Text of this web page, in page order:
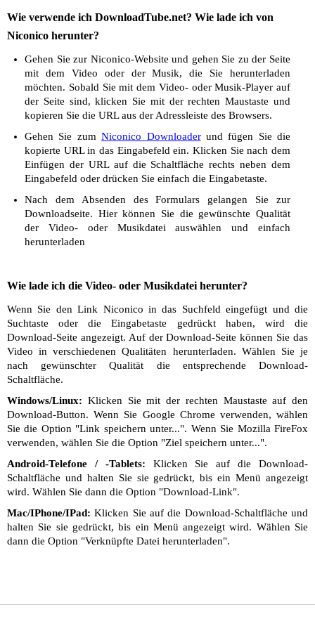
Wie verwende ich DownloadTube.net? Wie lade ich von
Niconico herunter?
Gehen Sie zur Niconico-Website und gehen Sie zu der Seite
mit dem Video oder der Musik, die Sie herunterladen
möchten. Sobald Sie mit dem Video- oder Musik-Player auf
der Seite sind, klicken Sie mit der rechten Maustaste und
kopieren Sie die URL aus der Adressleiste des Browsers.
Gehen Sie zumNiconico Downloaderund fügen Sie die
kopierte URL in das Eingabefeld ein. Klicken Sie nach dem
Einfügen der URL auf die Schaltfläche rechts neben dem
Eingabefeld oder drücken Sie einfach die Eingabetaste.
Nach dem Absenden des Formulars gelangen Sie zur
Downloadseite. Hier können Sie die gewünschte Qualität
der Video- oder Musikdatei auswählen und einfach
herunterladen
Wie lade ich die Video- oder Musikdatei herunter?
Wenn Sie den Link Niconico in das Suchfeld eingefügt und die
Suchtaste oder die Eingabetaste gedrückt haben, wird die
Download-Seite angezeigt. Auf der Download-Seite können Sie das
Video in verschiedenen Qualitäten herunterladen. Wählen Sie je
nach gewünschter Qualität die entsprechende Download-
Schaltfläche.
Windows/Linux: Klicken Sie mit der rechten Maustaste auf den
Download-Button. Wenn Sie Google Chrome verwenden, wählen
Sie die Option "Link speichern unter...". Wenn Sie Mozilla FireFox
verwenden, wählen Sie die Option "Ziel speichern unter...".
Android-Telefone / -Tablets: Klicken Sie auf die Download-
Schaltfläche und halten Sie sie gedrückt, bis ein Menü angezeigt
wird. Wählen Sie dann die Option "Download-Link".
Mac/IPhone/IPad: Klicken Sie auf die Download-Schaltfläche und
halten Sie sie gedrückt, bis ein Menü angezeigt wird. Wählen Sie
dann die Option "Verknüpfte Datei herunterladen".